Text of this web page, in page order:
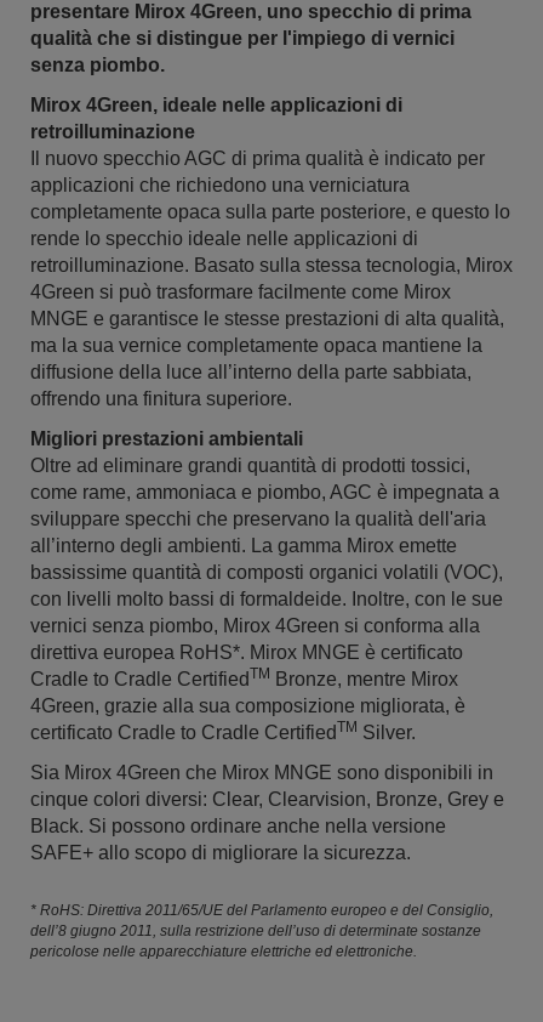
presentare Mirox 4Green, uno specchio di prima
qualità che si distingue per l'impiego di vernici
senza piombo.
Mirox 4Green, ideale nelle applicazioni di
retroilluminazione
Il nuovo specchio AGC di prima qualità è indicato per
applicazioni che richiedono una verniciatura
completamente opaca sulla parte posteriore, e questo lo
rende lo specchio ideale nelle applicazioni di
retroilluminazione. Basato sulla stessa tecnologia, Mirox
4Green si può trasformare facilmente come Mirox
MNGE e garantisce le stesse prestazioni di alta qualità,
ma la sua vernice completamente opaca mantiene la
diffusione della luce all’interno della parte sabbiata,
offrendo una finitura superiore.
Migliori prestazioni ambientali
Oltre ad eliminare grandi quantità di prodotti tossici,
come rame, ammoniaca e piombo, AGC è impegnata a
sviluppare specchi che preservano la qualità dell'aria
all’interno degli ambienti. La gamma Mirox emette
bassissime quantità di composti organici volatili (VOC),
con livelli molto bassi di formaldeide. Inoltre, con le sue
vernici senza piombo, Mirox 4Green si conforma alla
direttiva europea RoHS*. Mirox MNGE è certificato
Cradle to Cradle CertifiedTM
Bronze, mentre Mirox
4Green, grazie alla sua composizione migliorata, è
certificato Cradle to Cradle CertifiedTM Silver.
Sia Mirox 4Green che Mirox MNGE sono disponibili in
cinque colori diversi: Clear, Clearvision, Bronze, Grey e
Black. Si possono ordinare anche nella versione
SAFE+ allo scopo di migliorare la sicurezza.
* RoHS: Direttiva 2011/65/UE del Parlamento europeo e del Consiglio,
dell’8 giugno 2011, sulla restrizione dell’uso di determinate sostanze
pericolose nelle apparecchiature elettriche ed elettroniche.